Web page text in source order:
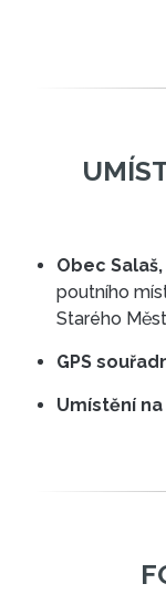
Obec
Starého
GPS
Umístění